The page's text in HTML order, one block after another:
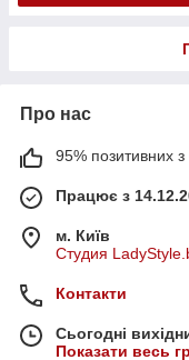
Про нас
95% позитивних з
Працює з
м. Київ
Студия
Контакти
Сьогодні
Показати весь